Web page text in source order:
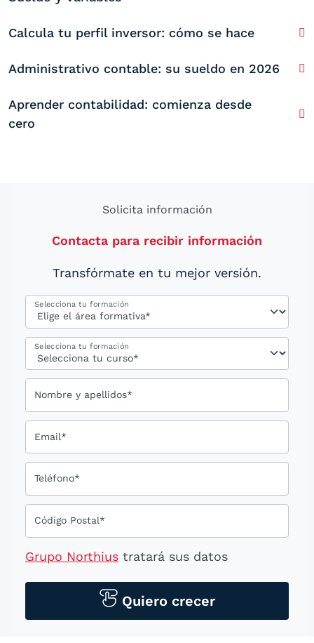
Calcula tu perfil inversor: cómo se hace
Administrativo contable: su sueldo en 2026
Aprender contabilidad: comienza desde
cero
Solicita información
Contacta para recibir información
Transfórmate en tu mejor versión.
Selecciona tu formación
Selecciona tu formación
Nombre y apellidos*
Email*
Teléfono*
Código Postal*
Grupo Northius tratará sus datos
tecnológicos, incluso aplicaciones de
mensajería instantánea, con el fin de
Quiero crecer